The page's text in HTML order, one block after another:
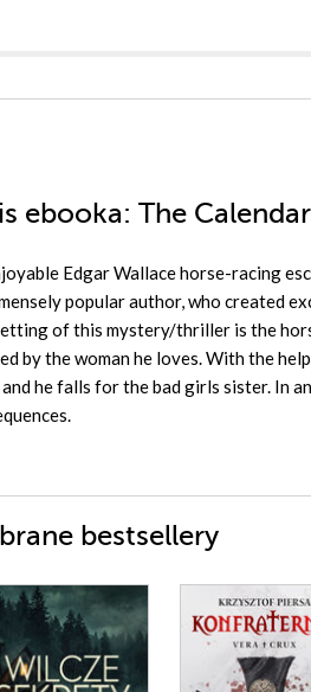
ebooka: The Calendar
Edgar Wallace horse-racing
popular author, who created
of this mystery/thriller is the
by the woman he loves. With the
and he falls for the bad girls sister. In
bestsellery